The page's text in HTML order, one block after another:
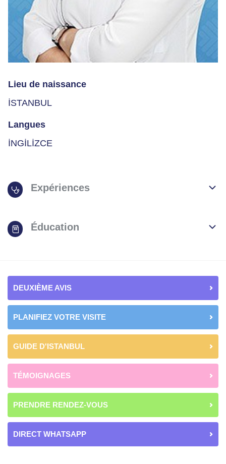
Lieu de naissance
İSTANBUL
Langues
İNGİLİZCE
Expériences
Éducation
DEUXIÈME AVIS
PLANIFIEZ VOTRE VISITE
GUIDE D'ISTANBUL
TÉMOIGNAGES
PRENDRE RENDEZ-VOUS
DIRECT WHATSAPP